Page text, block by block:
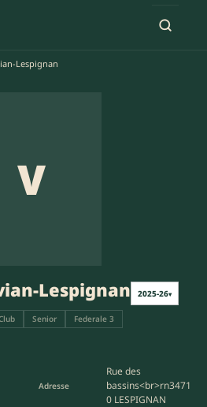
Lespignan
V
Lespignan 2025-26▾
Senior Federale 3
Adresse
Rue des
bassins<br>rn3471
0 LESPIGNAN